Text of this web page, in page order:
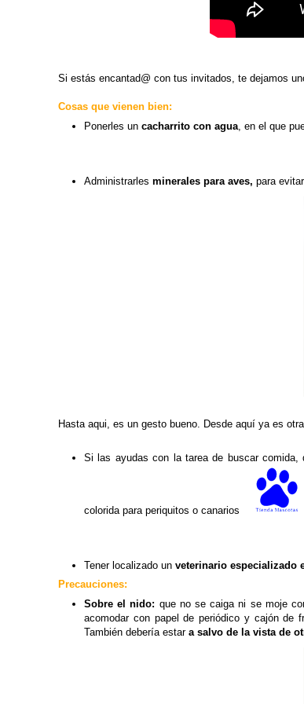
Si estás encantad@ con tus invitados, te dejamos
Cosas que vienen bien:
Ponerles un cacharrito con agua, en el que
Administrarles minerales para aves, para
Hasta aqui, es un gesto bueno. Desde aquí ya es
Si las ayudas con la tarea de buscar comida,
colorida para periquitos o canarios
Tener localizado un veterinario especializado
Precauciones:
Sobre el nido: que no se caiga ni se moje
acomodar con papel de periódico y cajón de
También debería estar a salvo de la vista de